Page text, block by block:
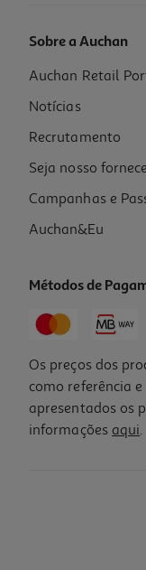
Carregador Qilive
23.99 €/un
23,99 €
Sobre a Auchan
Auchan Retail
Notícias
Recrutamento
Seja nosso
Campanhas e
Auchan&Eu
Métodos de
Os preços dos
como referência
apresentados os
informações aqui.